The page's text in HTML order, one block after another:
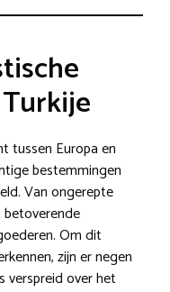
tussen Europa en
bestemmingen
Van ongerepte
Om dit
zijn er negen
verspreid over het